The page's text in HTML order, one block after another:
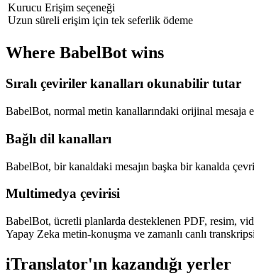
Kurucu Erişim seçeneği
Uzun süreli erişim için tek seferlik ödeme
Where BabelBot wins
Sıralı çeviriler kanalları okunabilir tutar
BabelBot, normal metin kanallarındaki orijinal mesaja
Bağlı dil kanalları
BabelBot, bir kanaldaki mesajın başka bir kanalda
Multimedya çevirisi
BabelBot, ücretli planlarda desteklenen PDF, resim,
Yapay Zeka metin-konuşma ve zamanlı canlı
iTranslator'ın kazandığı yerler